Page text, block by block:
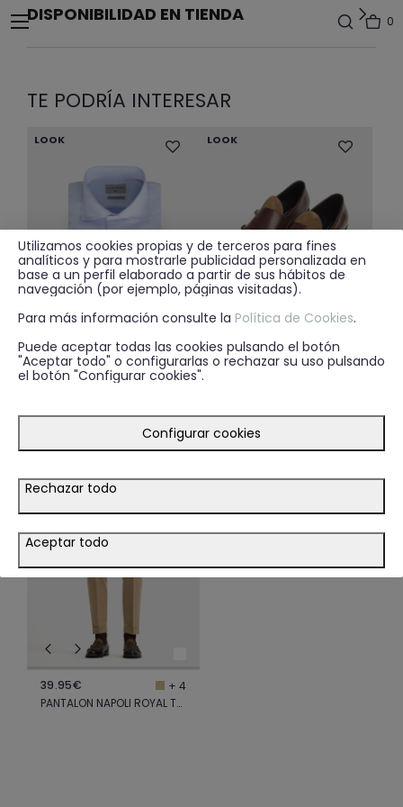
0
DISPONIBILIDAD EN TIENDA
TE PODRÍA INTERESAR
LOOK
29.95€
+ 3
LOOK
LOOK
39.95€
+ 4
PANTALON NAPOLI ROYAL TWILL CAMEL
Utilizamos cookies propias y de terceros para fines
analíticos y para mostrarle publicidad personalizada en
base a un perfil elaborado a partir de sus hábitos de
navegación (por ejemplo, páginas visitadas).
Para más información consulte la Política de Cookies.
Puede aceptar todas las cookies pulsando el botón
"Aceptar todo" o configurarlas o rechazar su uso pulsando
el botón "Configurar cookies".
Configurar cookies
Rechazar todo
Aceptar todo